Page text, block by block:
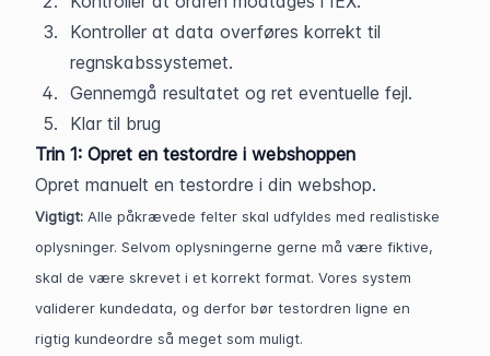
Kontroller at data overføres korrekt til
regnskabssystemet.
Gennemgå resultatet og ret eventuelle fejl.
Klar til brug
Trin 1: Opret en testordre i webshoppen
Opret manuelt en testordre i din webshop.
Vigtigt: Alle påkrævede felter skal udfyldes med realistiske
oplysninger. Selvom oplysningerne gerne må være fiktive,
skal de være skrevet i et korrekt format. Vores system
validerer kundedata, og derfor bør testordren ligne en
rigtig kundeordre så meget som muligt.